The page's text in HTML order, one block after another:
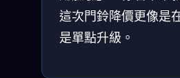
這次門鈴降價更像是
是單點升級。